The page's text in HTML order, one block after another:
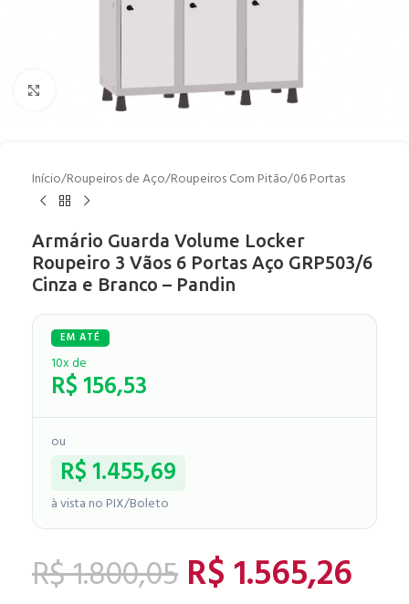
Clique para ampliar
Início/Roupeiros de Aço/Roupeiros Com Pitão/06 Portas
Armário Guarda Volume Locker
Roupeiro 3 Vãos 6 Portas Aço GRP503/6
Cinza e Branco – Pandin
10x de
R$156,53
ou
R$1.455,69
à vista no PIX/Boleto
R$1.800,05 R$1.565,26